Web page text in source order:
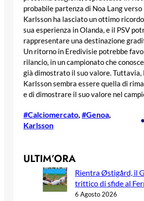
probabile partenza di Noa Lang verso
Karlsson ha lasciato un ottimo
sua esperienza in Olanda, e il PSV
rappresentare una destinazione
Un ritorno in Eredivisie potrebbe
rilancio, in un campionato che
già dimostrato il suo valore. Tuttavia,
Karlsson sembra essere quella di
e di dimostrare il suo valore nel
#Calciomercato #Genoa
Karlsson
ULTIM’ORA
Rientra Østigård, il
trittico di sfide al
6 Agosto 2026